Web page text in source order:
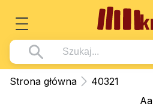
Książki
Wszystko z kategorii - Książki
Strona główna
40321
Aa